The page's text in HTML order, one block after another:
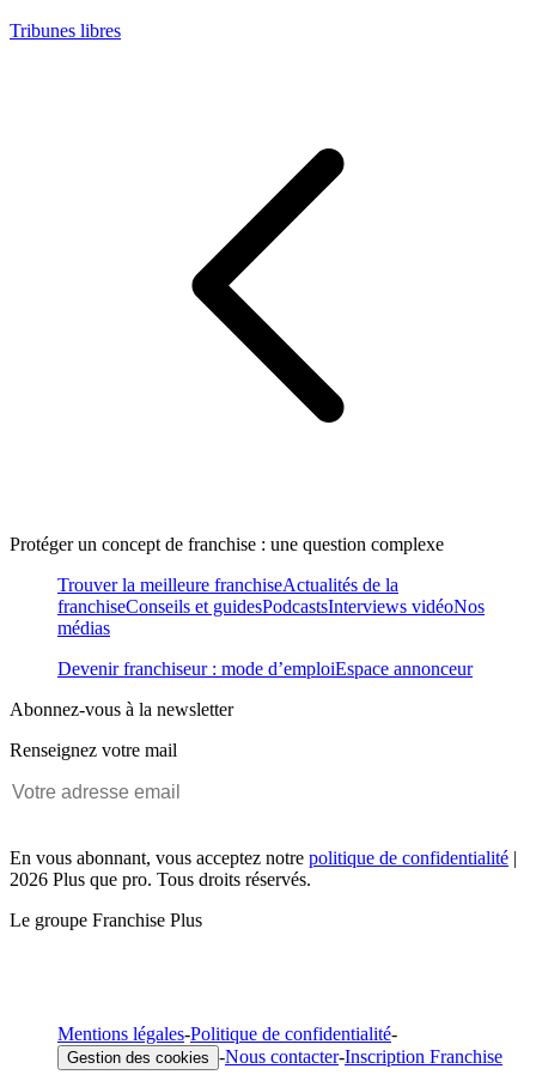
Tribunes libres
Protéger un concept de franchise : une question complexe
Trouver la meilleure franchiseActualités de la
franchiseConseils et guidesPodcastsInterviews vidéoNos
médias
Devenir franchiseur : mode d’emploiEspace annonceur
Abonnez-vous à la newsletter
Renseignez votre mail
En vous abonnant, vous acceptez notre politique de confidentialité |
2026 Plus que pro. Tous droits réservés.
Le groupe Franchise Plus
Mentions légales-Politique de confidentialité-
Gestion des cookies -Nous contacter-Inscription Franchise